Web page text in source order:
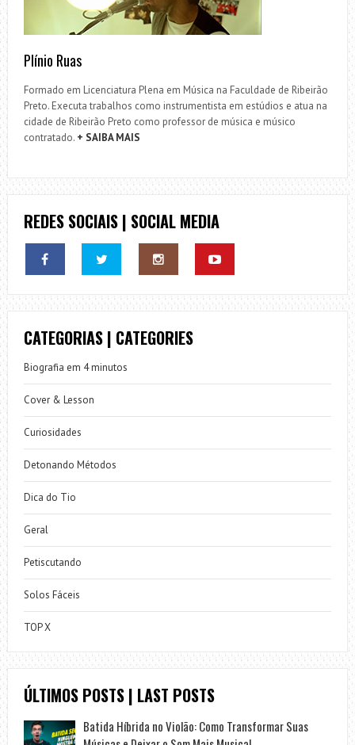
Plínio Ruas
Formado em Licenciatura Plena em Música na Faculdade de Ribeirão
Preto. Executa trabalhos como instrumentista em estúdios e atua na
cidade de Ribeirão Preto como professor de música e músico
contratado. + SAIBA MAIS
REDES SOCIAIS | SOCIAL MEDIA
CATEGORIAS | CATEGORIES
Biografia em 4 minutos
Cover & Lesson
Curiosidades
Detonando Métodos
Dica do Tio
Geral
Petiscutando
Solos Fáceis
TOP X
ÚLTIMOS POSTS | LAST POSTS
Batida Híbrida no Violão: Como Transformar Suas